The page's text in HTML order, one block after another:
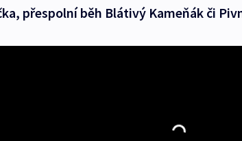
přespolní běh Blátivý Kameňák či